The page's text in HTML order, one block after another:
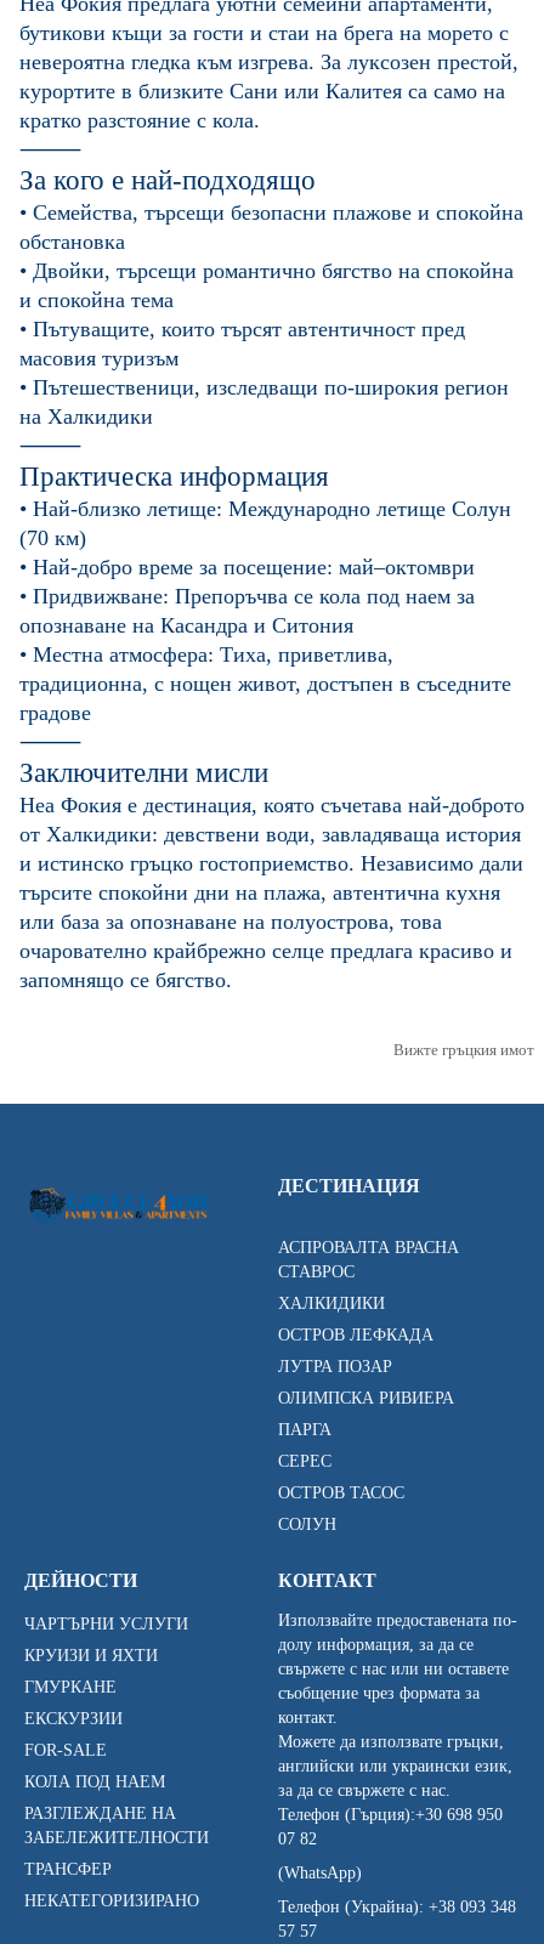
бутикови къщи за гости и стаи на брега на морето с
невероятна гледка към изгрева. За луксозен престой,
курортите в близките Сани или Калитея са само на
кратко разстояние с кола.
⸻
За кого е най-подходящо
• Семейства, търсещи безопасни плажове и спокойна
обстановка
• Двойки, търсещи романтично бягство на спокойна
и спокойна тема
• Пътуващите, които търсят автентичност пред
масовия туризъм
• Пътешественици, изследващи по-широкия регион
на Халкидики
⸻
Практическа информация
• Най-близко летище: Международно летище Солун
(70 км)
• Най-добро време за посещение: май–октомври
• Придвижване: Препоръчва се кола под наем за
опознаване на Касандра и Ситония
• Местна атмосфера: Тиха, приветлива,
традиционна, с нощен живот, достъпен в съседните
градове
⸻
Заключителни мисли
Неа Фокия е дестинация, която съчетава най-доброто
от Халкидики: девствени води, завладяваща история
и истинско гръцко гостоприемство. Независимо дали
търсите спокойни дни на плажа, автентична кухня
или база за опознаване на полуострова, това
очарователно крайбрежно селце предлага красиво и
запомнящо се бягство.
Вижте гръцкия имот
ДЕСТИНАЦИЯ
АСПРОВАЛТА ВРАСНА
СТАВРОС
ХАЛКИДИКИ
ОСТРОВ ЛЕФКАДА
ЛУТРА ПОЗАР
ОЛИМПСКА РИВИЕРА
ПАРГА
СЕРЕС
ОСТРОВ ТАСОС
СОЛУН
ДЕЙНОСТИ
ЧАРТЪРНИ УСЛУГИ
КРУИЗИ И ЯХТИ
ГМУРКАНЕ
ЕКСКУРЗИИ
FOR-SALE
КОЛА ПОД НАЕМ
РАЗГЛЕЖДАНЕ НА
ЗАБЕЛЕЖИТЕЛНОСТИ
ТРАНСФЕР
НЕКАТЕГОРИЗИРАНО
КОНТАКТ
Използвайте предоставената по-
долу информация, за да се
свържете с нас или ни оставете
съобщение чрез формата за
контакт.
Можете да използвате гръцки,
английски или украински език,
за да се свържете с нас.
Телефон (Гърция):+30 698 950
07 82
(WhatsApp)
Телефон (Украйна): +38 093 348
57 57